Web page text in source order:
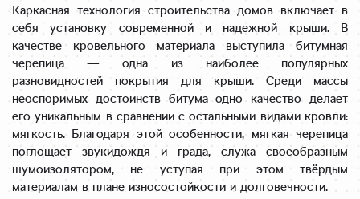
Каркасная технология строительства домов включает в
себя установку современной и надежной крыши. В
качестве кровельного материала выступила битумная
черепица — одна из наиболее популярных
разновидностей покрытия для крыши. Среди массы
неоспоримых достоинств битума одно качество делает
его уникальным в сравнении с остальными видами кровли:
мягкость. Благодаря этой особенности, мягкая черепица
поглощает звукидождя и града, служа своеобразным
шумоизолятором, не уступая при этом твёрдым
материалам в плане износостойкости и долговечности.